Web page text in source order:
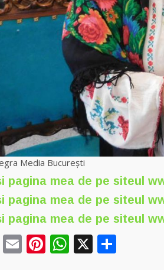
Media București
pagina mea de pe siteul
pagina mea de pe siteul
pagina mea de pe siteul
Twitter
EmailPinterest
WhatsApp
X